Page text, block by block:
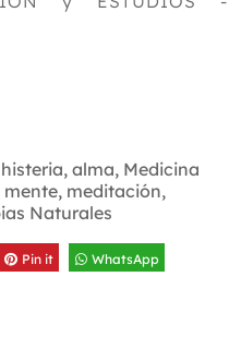
histeria, alma, Medicina
mente, meditación,
Naturales
Pin it WhatsApp